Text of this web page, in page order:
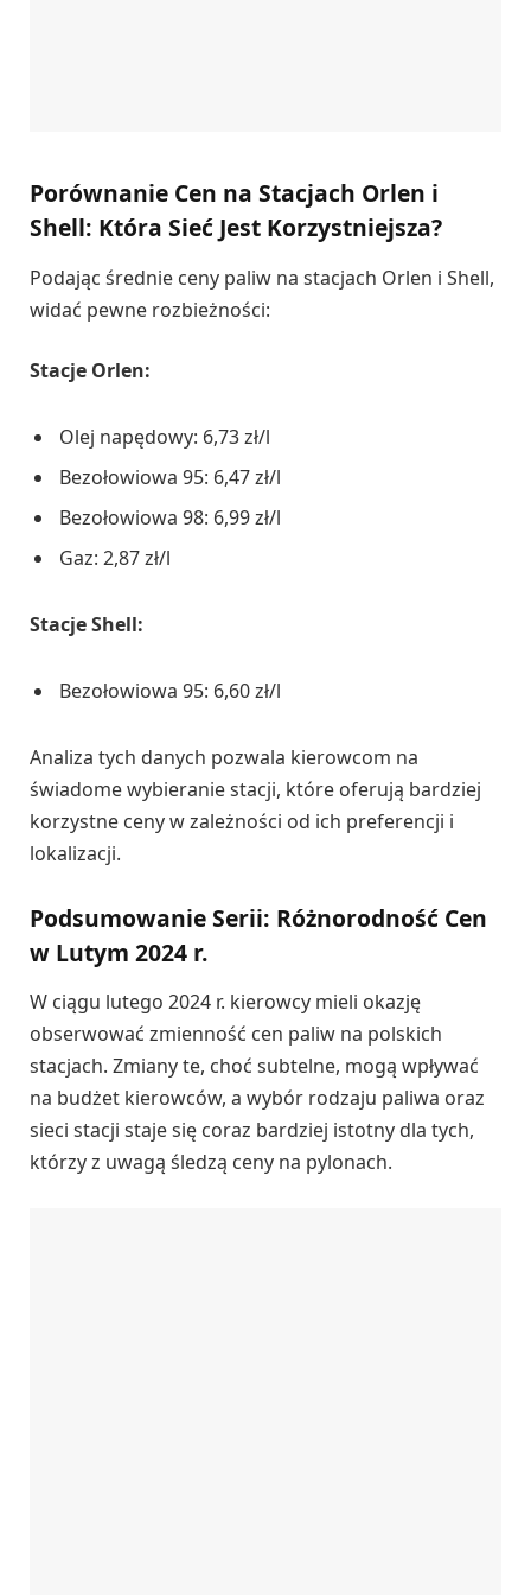
Porównanie Cen na Stacjach Orlen i
Shell: Która Sieć Jest Korzystniejsza?
Podając średnie ceny paliw na stacjach Orlen i Shell,
widać pewne rozbieżności:
Stacje Orlen:
Olej napędowy: 6,73 zł/l
Bezołowiowa 95: 6,47 zł/l
Bezołowiowa 98: 6,99 zł/l
Gaz: 2,87 zł/l
Stacje Shell:
Bezołowiowa 95: 6,60 zł/l
Analiza tych danych pozwala kierowcom na
świadome wybieranie stacji, które oferują bardziej
korzystne ceny w zależności od ich preferencji i
lokalizacji.
Podsumowanie Serii: Różnorodność Cen
w Lutym 2024 r.
W ciągu lutego 2024 r. kierowcy mieli okazję
obserwować zmienność cen paliw na polskich
stacjach. Zmiany te, choć subtelne, mogą wpływać
na budżet kierowców, a wybór rodzaju paliwa oraz
sieci stacji staje się coraz bardziej istotny dla tych,
którzy z uwagą śledzą ceny na pylonach.